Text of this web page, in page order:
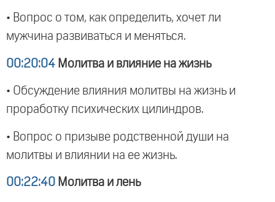
• Вопрос о том, как определить, хочет ли
мужчина развиваться и меняться.
00:20:04 Молитва и влияние на жизнь
• Обсуждение влияния молитвы на жизнь и
проработку психических цилиндров.
• Вопрос о призыве родственной души на
молитвы и влиянии на ее жизнь.
00:22:40 Молитва и лень